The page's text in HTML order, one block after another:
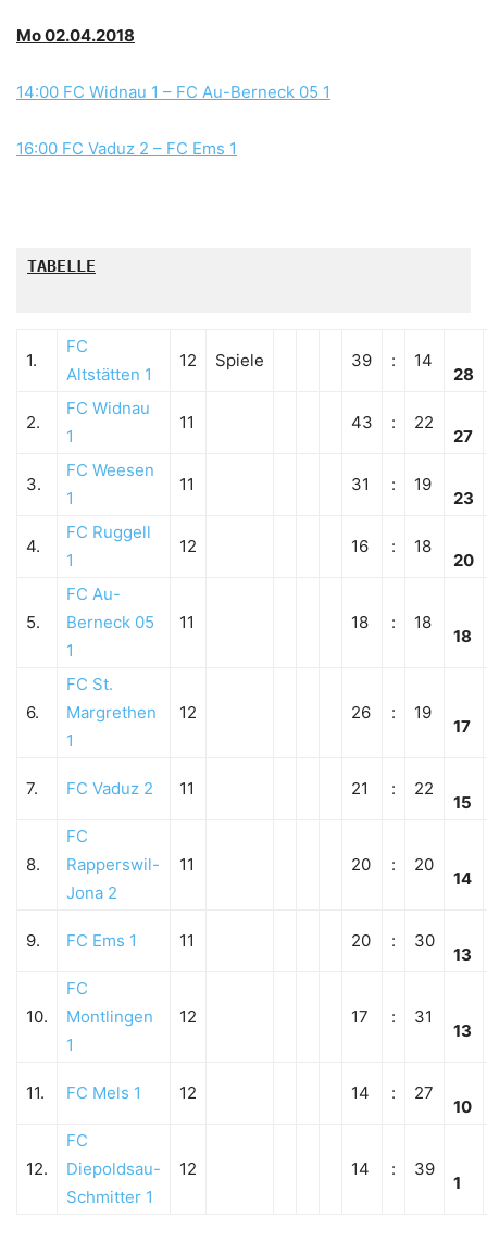
Mo 02.04.2018
14:00 FC Widnau 1 – FC Au-Berneck 05 1
16:00 FC Vaduz 2 – FC Ems 1
TABELLE
1.
FC
Altstätten 1
12 Spiele 39 : 14
28
2.
FC Widnau
1
11 43 : 22
27
3.
FC Weesen
1
11 31 : 19
23
4.
FC Ruggell
1
12 16 : 18
20
5.
FC Au-
Berneck 05
1
11 18 : 18
18
6.
FC St.
Margrethen
1
12 26 : 19
17
7. FC Vaduz 2 11 21 : 22
15
8.
FC
Rapperswil-
Jona 2
11 20 : 20
14
9. FC Ems 1 11 20 : 30
13
10.
FC
Montlingen
1
12 17 : 31
13
11. FC Mels 1 12 14 : 27
10
12.
FC
Diepoldsau-
Schmitter 1
12 14 : 39
1